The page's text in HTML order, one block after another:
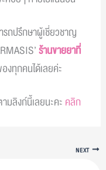
ถปรึกษาผู้เชี่ยวชาญ
ร้านขายยาที่
งทุกคนได้เลยค่ะ
ามลิงก์นี้เลยนะคะ คลิก
NEXT